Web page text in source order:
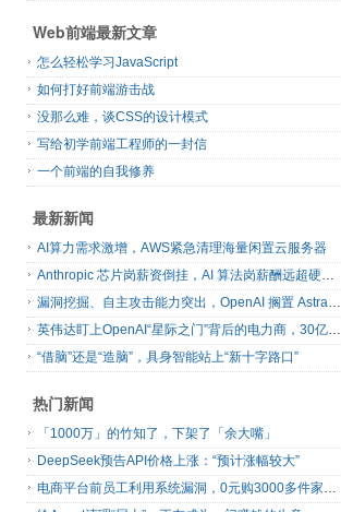
Web前端最新文章
怎么轻松学习JavaScript
如何打好前端游击战
没那么难，谈CSS的设计模式
写给初学前端工程师的一封信
一个前端的自我修养
最新新闻
AI算力需求激增，AWS紧急清理海量闲置云服务器
Anthropic 芯片岗薪资倒挂，AI 算法岗薪酬远超硬件工程师
漏洞挖掘、自主攻击能力突出，OpenAI 搁置 Astra 模型发布
英伟达盯上OpenAI“星际之门”背后的电力商，30亿美元直接入股
“借脑”还是“造脑”，具身智能站上“新十字路口”
热门新闻
「1000万」的竹知了，下架了「余大嘴」
DeepSeek预告API价格上涨：“预计涨幅较大”
电商平台前员工利用系统漏洞，0元购3000多件家电！